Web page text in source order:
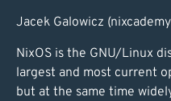
Jacek Galowicz
NixOS is the GNU/Linux
largest and most current
but at the same time